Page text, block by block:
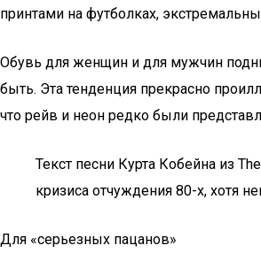
принтами на футболках,
Обувь для женщин и для мужчин
быть. Эта тенденция прекрасно
что рейв и неон редко были
Текст песни Курта Кобейна из
кризиса отчуждения 80-х, хотя
Для «серьезных пацанов»